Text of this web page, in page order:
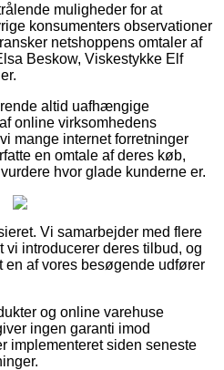
muligheder for at
konsumenters observationer
netshoppens omtaler af
Beskow, Viskestykke Elf
altid uafhængige
online virksomhedens
mange internet forretninger
en omtale af deres køb,
hvor glade kunderne er.
Vi samarbejder med flere
vi introducerer deres tilbud, og
en af vores besøgende udfører
og online varehuse
ingen garanti imod
implementeret siden seneste